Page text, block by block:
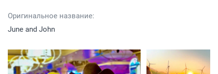
Оригинальное название:
June and John